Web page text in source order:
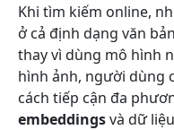
Khi tìm kiếm online,
ở cả định dạng văn
thay vì dùng mô hình
hình ảnh, người dùng
cách tiếp cận đa
embeddingsvà dữ